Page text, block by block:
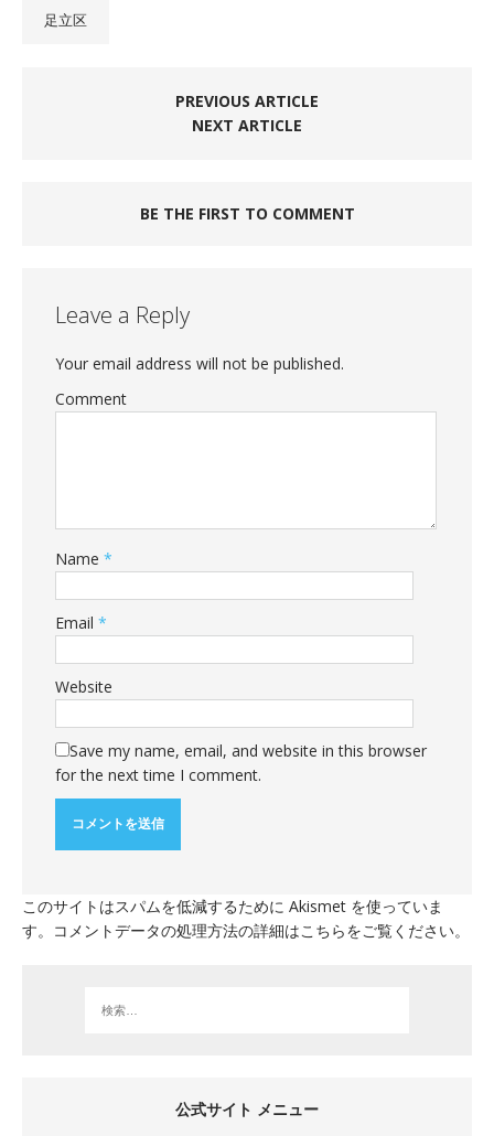
足立区
PREVIOUS ARTICLE
NEXT ARTICLE
BE THE FIRST TO COMMENT
Leave a Reply
Your email address will not be published.
Comment
Name *
Email *
Website
Save my name, email, and website in this browser
for the next time I comment.
このサイトはスパムを低減するために Akismet を使っていま
す。
コメントデータの処理方法の詳細はこちらをご覧ください。
公式サイト メニュー